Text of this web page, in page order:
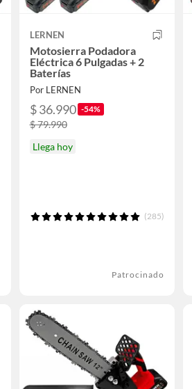
LERNEN
Motosierra Podadora
Eléctrica 6 Pulgadas + 2
Baterías
Por LERNEN
$ 36.990 -54%
$ 79.990
Llega hoy
(285)
Patrocinado